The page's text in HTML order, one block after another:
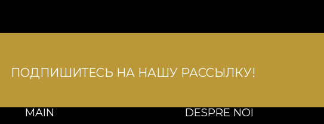
ПОДПИШИТЕСЬ НА НАШУ РАССЫЛКУ!
MAIN DESPRE NOI